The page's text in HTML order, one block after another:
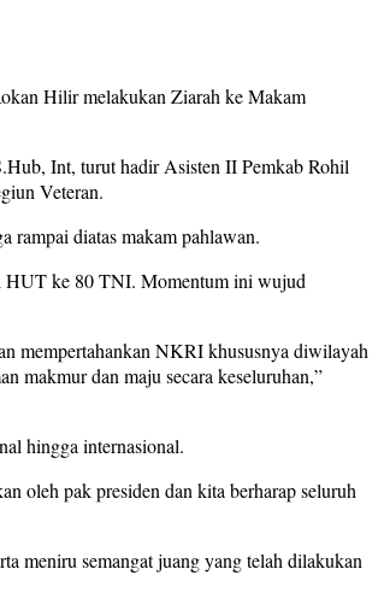
Hilir melakukan Ziarah ke Makam
Int, turut hadir Asisten II Pemkab Rohil
Veteran.
rampai diatas makam pahlawan.
HUT ke 80 TNI. Momentum ini wujud
mempertahankan NKRI khususnya diwilayah
makmur dan maju secara keseluruhan,”
hingga internasional.
oleh pak presiden dan kita berharap seluruh
meniru semangat juang yang telah dilakukan